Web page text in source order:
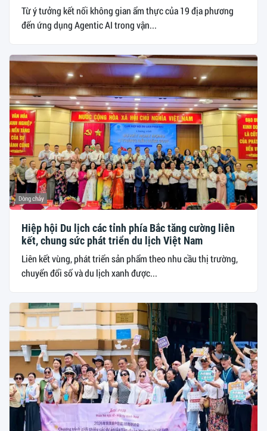
Từ ý tưởng kết nối không gian ẩm thực của 19 địa phương
đến ứng dụng Agentic AI trong vận...
Dòng chảy
Hiệp hội Du lịch các tỉnh phía Bắc tăng cường liên
kết, chung sức phát triển du lịch Việt Nam
Liên kết vùng, phát triển sản phẩm theo nhu cầu thị trường,
chuyển đổi số và du lịch xanh được...